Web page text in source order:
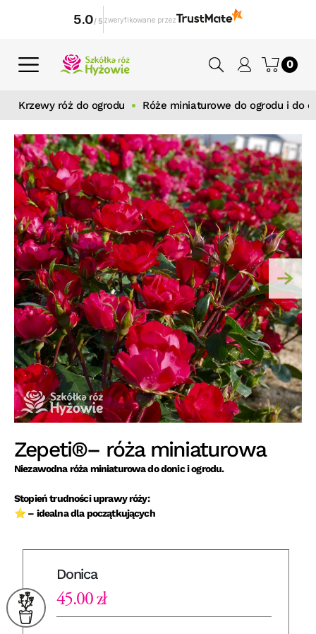
0
Krzewy róż do ogrodu Róże miniaturowe do ogrodu i do
Zepeti®– róża miniaturowa
Niezawodna róża miniaturowa do donic i ogrodu.
Stopień trudności uprawy róży:
⭐ – idealna dla początkujących
Donica
45.00 zł
5.0/ 5 zweryfikowane przez